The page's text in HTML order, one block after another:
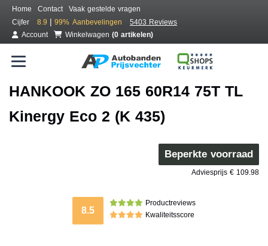
Home Contact
Vaak gestelde vragen
Cijfer
8.9 | 99% Aanbevelingen
5403 Reviews
Account
Winkelwagen (0 artikelen)
HANKOOK ZO 165 60R14 75T TL
Kinergy Eco 2 (K 435)
Beperkte voorraad
Adviesprijs € 109.98
8.5
Productreviews
Kwaliteitsscore